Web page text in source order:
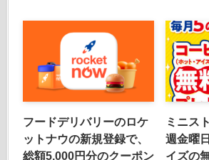
フードデリバリーのロケ
ットナウの新規登録で、
総額5,000円分のクーポン
ミニス
週金曜
イズの